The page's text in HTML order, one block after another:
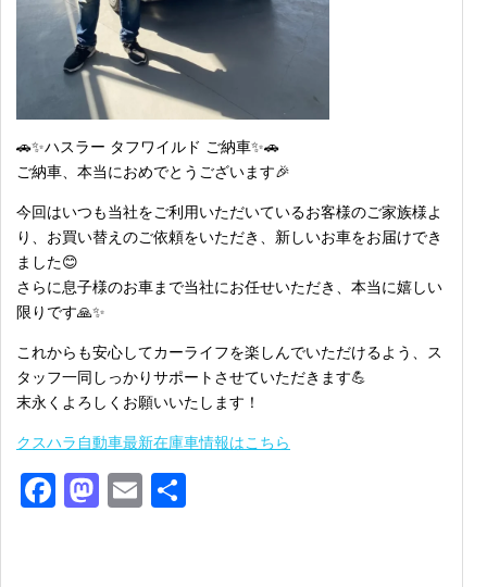
🚗✨ハスラー タフワイルド ご納車✨🚗
ご納車、本当におめでとうございます🎉
今回はいつも当社をご利用いただいているお客様のご家族様よ
り、お買い替えのご依頼をいただき、新しいお車をお届けでき
ました😊
さらに息子様のお車まで当社にお任せいただき、本当に嬉しい
限りです🙏✨
これからも安心してカーライフを楽しんでいただけるよう、ス
タッフ一同しっかりサポートさせていただきます💪
末永くよろしくお願いいたします！
クスハラ自動車最新在庫車情報はこちら
Facebook
Mastodon
Email